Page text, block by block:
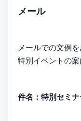
メール
メールでの文例
特別イベントの案
件名：特別セミ